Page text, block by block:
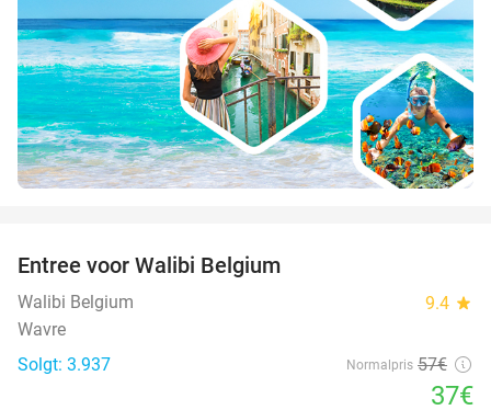
Entree voor Walibi Belgium
Walibi Belgium 9.4 star
Wavre
Solgt: 3.937
Normalpris 57€
37€